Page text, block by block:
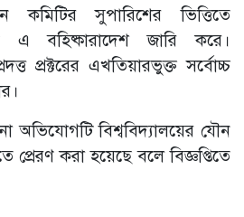
কমিটির সুপারিশের ভিত্তিতে
এ বহিষ্কারাদেশ জারি করে।
প্রক্টরের এখতিয়ারভুক্ত সর্বোচ্চ
অভিযোগটি বিশ্ববিদ্যালয়ের যৌন
প্রেরণ করা হয়েছে বলে বিজ্ঞপ্তিতে